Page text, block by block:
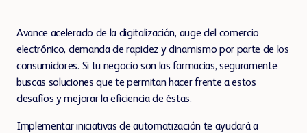
Centro de distribución
SOLUCIONES DE ALMACENAMIENTO
BD Rowa™ Vmax
BD Rowa™ Smart
Contáctanos
Avance acelerado de la digitalización, auge del comercio
electrónico, demanda de rapidez y dinamismo por parte de los
consumidores. Si tu negocio son las farmacias, seguramente
buscas soluciones que te permitan hacer frente a estos
desafíos y mejorar la eficiencia de éstas.
Implementar iniciativas de automatización te ayudará a